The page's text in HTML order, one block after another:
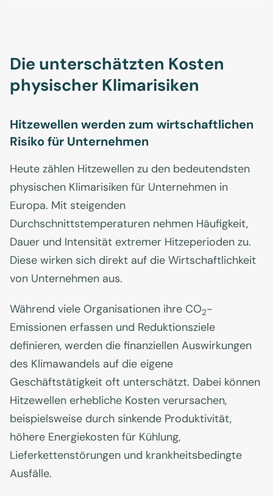
Die unterschätzten Kosten
physischer Klimarisiken
Hitzewellen werden zum wirtschaftlichen
Risiko für Unternehmen
Heute zählen Hitzewellen zu den bedeutendsten
physischen Klimarisiken für Unternehmen in
Europa. Mit steigenden
Durchschnittstemperaturen nehmen Häufigkeit,
Dauer und Intensität extremer Hitzeperioden zu.
Diese wirken sich direkt auf die Wirtschaftlichkeit
von Unternehmen aus.
Während viele Organisationen ihre CO2-
Emissionen erfassen und Reduktionsziele
definieren, werden die finanziellen Auswirkungen
des Klimawandels auf die eigene
Geschäftstätigkeit oft unterschätzt. Dabei können
Hitzewellen erhebliche Kosten verursachen,
beispielsweise durch sinkende Produktivität,
höhere Energiekosten für Kühlung,
Lieferkettenstörungen und krankheitsbedingte
Ausfälle.